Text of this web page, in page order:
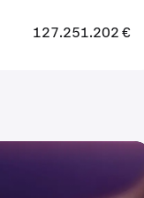
127.251.202 €